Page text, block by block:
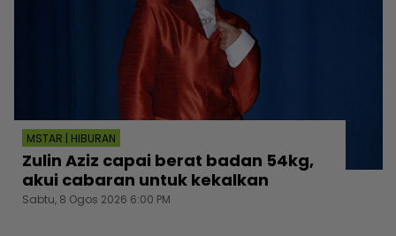
MSTAR | HIBURAN
Zulin Aziz capai berat badan 54kg,
akui cabaran untuk kekalkan
Sabtu, 8 Ogos 2026 6:00 PM